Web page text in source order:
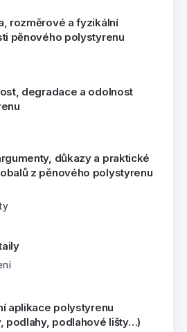
rozměrové a fyzikální
pěnového polystyrenu
degradace a odolnost
důkazy a praktické
z pěnového polystyrenu
aplikace polystyrenu
podlahy, podlahové lišty…)